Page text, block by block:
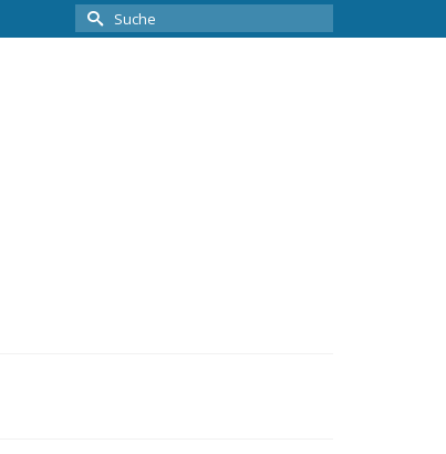
Suche
nach: